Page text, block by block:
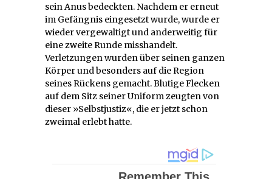
sein Anus bedeckten. Nachdem er erneut
im Gefängnis eingesetzt wurde, wurde er
wieder vergewaltigt und anderweitig für
eine zweite Runde misshandelt.
Verletzungen wurden über seinen ganzen
Körper und besonders auf die Region
seines Rückens gemacht. Blutige Flecken
auf dem Sitz seiner Uniform zeugten von
dieser »Selbstjustiz«, die er jetzt schon
zweimal erlebt hatte.